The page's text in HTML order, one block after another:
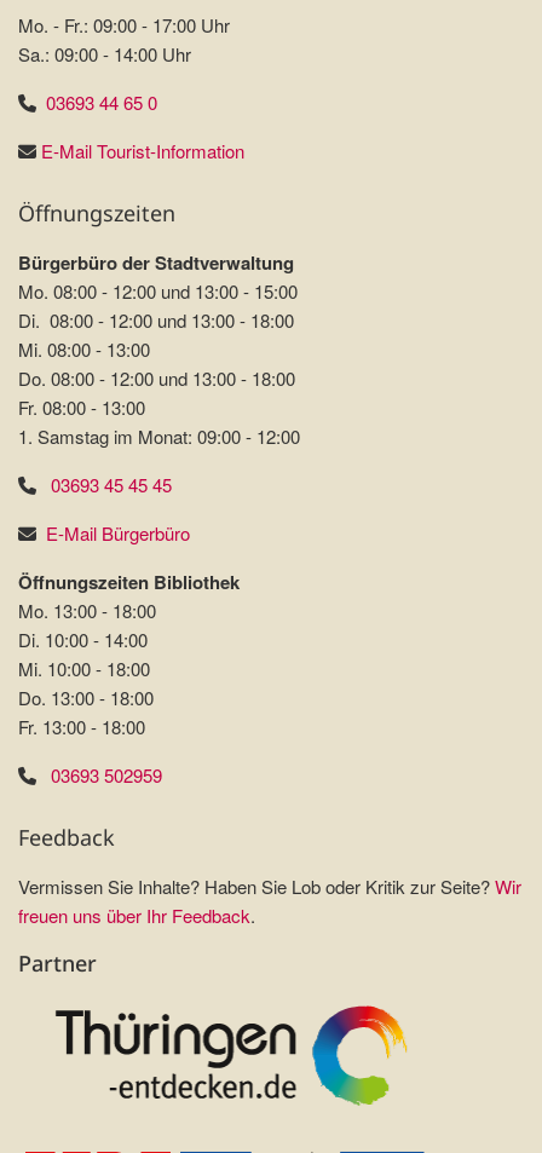
Mo. - Fr.: 09:00 - 17:00 Uhr
Sa.: 09:00 - 14:00 Uhr
03693 44 65 0
E-Mail Tourist-Information
Öffnungszeiten
Bürgerbüro der Stadtverwaltung
Mo. 08:00 - 12:00 und 13:00 - 15:00
Di. 08:00 - 12:00 und 13:00 - 18:00
Mi. 08:00 - 13:00
Do. 08:00 - 12:00 und 13:00 - 18:00
Fr. 08:00 - 13:00
1. Samstag im Monat: 09:00 - 12:00
03693 45 45 45
E-Mail Bürgerbüro
Öffnungszeiten Bibliothek
Mo. 13:00 - 18:00
Di. 10:00 - 14:00
Mi. 10:00 - 18:00
Do. 13:00 - 18:00
Fr. 13:00 - 18:00
03693 502959
Feedback
Vermissen Sie Inhalte? Haben Sie Lob oder Kritik zur Seite?Wir
freuen uns über Ihr Feedback.
Partner